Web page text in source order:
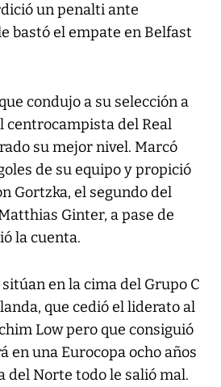
un penalti ante
bastó el empate en Belfast
condujo a su selección a
centrocampista del Real
su mejor nivel. Marcó
de su equipo y propició
Gortzka, el segundo del
Ginter, a pase de
la cuenta.
en la cima del Grupo C
que cedió el liderato al
Low pero que consiguió
en una Eurocopa ocho años
del Norte todo le salió mal.